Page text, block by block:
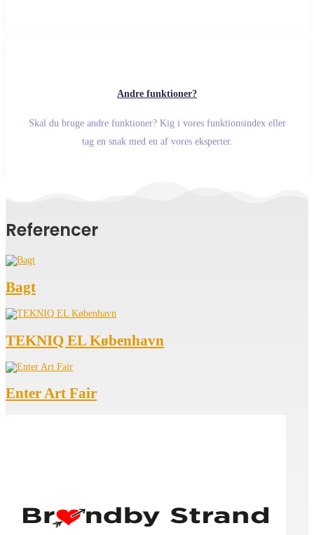
Andre funktioner?
Skal du bruge andre funktioner? Kig i vores funktionsindex eller
tag en snak med en af vores eksperter.
Referencer
Bagt
TEKNIQ EL København
Enter Art Fair